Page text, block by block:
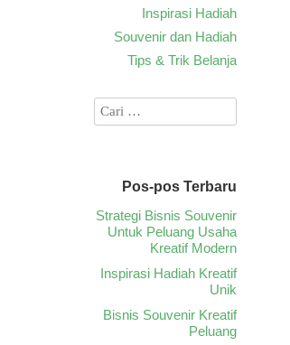
Inspirasi Hadiah
Souvenir dan Hadiah
Tips & Trik Belanja
Pos-pos Terbaru
Strategi Bisnis Souvenir
Untuk Peluang Usaha
Kreatif Modern
Inspirasi Hadiah Kreatif
Unik
Bisnis Souvenir Kreatif
Peluang